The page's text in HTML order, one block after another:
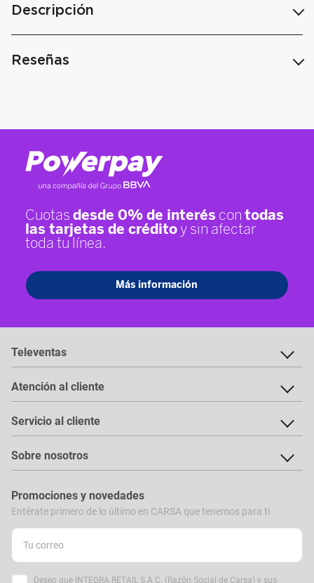
Descripción
Reseñas
Televentas
Atención al cliente
Servicio al cliente
Sobre nosotros
Promociones y novedades
Entérate primero de lo último en CARSA que tenemos para ti
Deseo que INTEGRA RETAIL S.A.C. (Razón Social de Carsa) y sus